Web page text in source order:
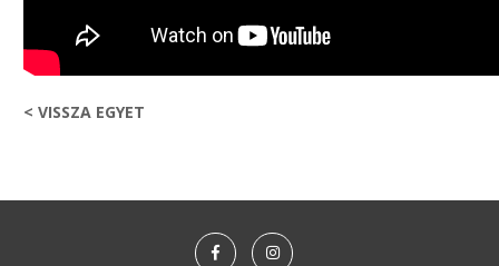
< VISSZA EGYET